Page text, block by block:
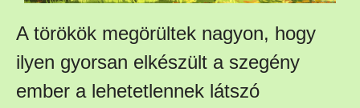
A törökök megörültek nagyon, hogy
ilyen gyorsan elkészült a szegény
ember a lehetetlennek látszó